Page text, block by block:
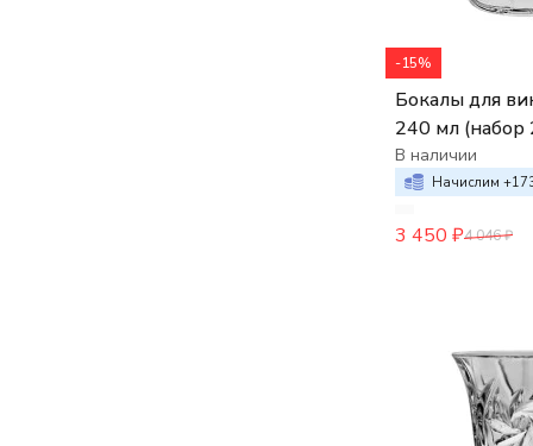
-15%
Бокалы для
240 мл (набор
В наличии
Начислим +
3 450 ₽4 046₽